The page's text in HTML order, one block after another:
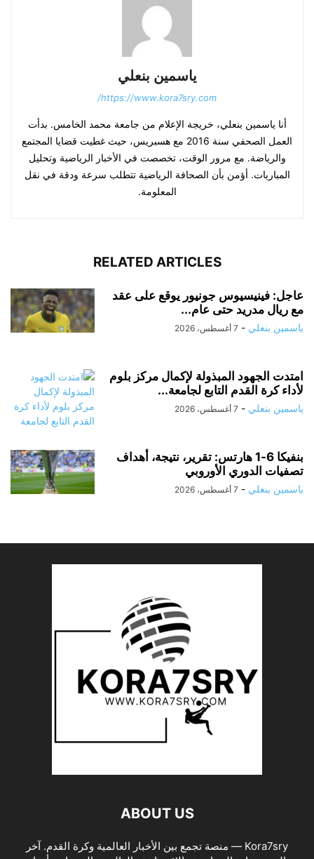
ياسمين بنعلي
https://www.kora7sry.com/
أنا ياسمين بنعلي، خريجة الإعلام من جامعة محمد الخامس. بدأت
العمل الصحفي سنة 2016 مع هسبريس، حيث غطيت قضايا المجتمع
والرياضة. مع مرور الوقت، تخصصت في الأخبار الرياضية وتحليل
المباريات. أؤمن بأن الصحافة الرياضية تتطلب سرعة ودقة في نقل
المعلومة.
RELATED ARTICLES
عاجل: فينيسيوس جونيور يوقع على عقد
مع ريال مدريد حتى عام...
ياسمين بنعلي - 7 أغسطس، 2026
امتدت الجهود المبذولة لإكمال مركز بلوم
لأداء كرة القدم التابع لجامعة...
ياسمين بنعلي - 7 أغسطس، 2026
بنفيكا 6-1 هارتس: تقرير، نتيجة، أهداف
تصفيات الدوري الأوروبي
ياسمين بنعلي - 7 أغسطس، 2026
ABOUT US
Kora7sry — منصة تجمع بين الأخبار العالمية وكرة القدم. آخر